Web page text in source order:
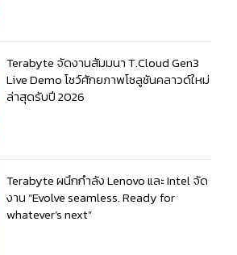
Terabyte จัดงานสัมมนา T.Cloud Gen3
Live Demo โชว์ศักยภาพโซลูชันคลาวด์ใหม่
ล่าสุดรับปี 2026
Terabyte ผนึกกำลัง Lenovo และ Intel จัด
งาน “Evolve seamless. Ready for
whatever’s next”